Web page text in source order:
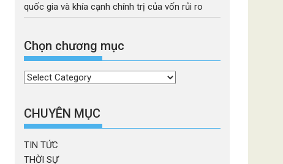
quốc gia và khía cạnh chính trị của vốn rủi ro
Chọn chương mục
Chọn
mục
CHUYÊN MỤC
TIN TỨC
THỜI SỰ